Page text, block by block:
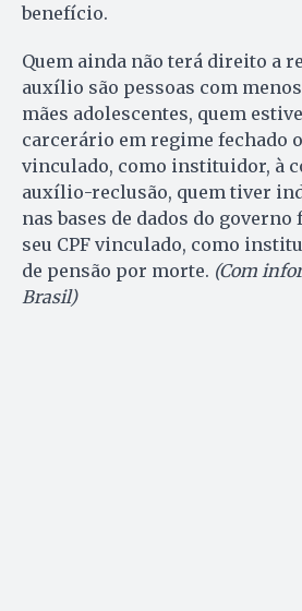
benefício.
Quem ainda não terá direito a
auxílio são pessoas com
mães adolescentes, quem
carcerário em regime fechado
vinculado, como instituidor, à
auxílio-reclusão, quem tiver
nas bases de dados do governo
seu CPF vinculado, como
de pensão por morte. (Com
Brasil)